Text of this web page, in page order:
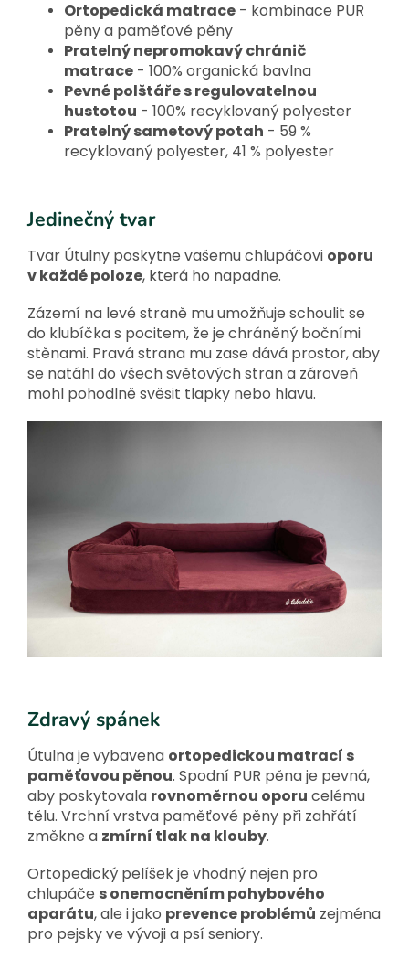
Ortopedická matrace - kombinace PUR
pěny a paměťové pěny
Pratelný nepromokavý chránič
matrace - 100% organická bavlna
Pevné polštáře s regulovatelnou
hustotou - 100% recyklovaný polyester
Pratelný sametový potah - 59 %
recyklovaný polyester, 41 % polyester
Jedinečný tvar
Tvar Útulny poskytne vašemu chlupáčovi oporu
v každé poloze, která ho napadne.
Zázemí na levé straně mu umožňuje schoulit se
do klubíčka s pocitem, že je chráněný bočními
stěnami. Pravá strana mu zase dává prostor, aby
se natáhl do všech světových stran a zároveň
mohl pohodlně svěsit tlapky nebo hlavu.
Zdravý spánek
Útulna je vybavena ortopedickou matrací s
paměťovou pěnou. Spodní PUR pěna je pevná,
aby poskytovala rovnoměrnou oporu celému
tělu. Vrchní vrstva paměťové pěny při zahřátí
změkne a zmírní tlak na klouby.
Ortopedický pelíšek je vhodný nejen pro
chlupáče s onemocněním pohybového
aparátu, ale i jako prevence problémů zejména
pro pejsky ve vývoji a psí seniory.